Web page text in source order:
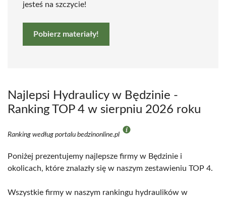
jesteś na szczycie!
Pobierz materiały!
Najlepsi Hydraulicy w Będzinie -
Ranking TOP 4 w sierpniu 2026 roku
Ranking według portalu bedzinonline.pl
Poniżej prezentujemy najlepsze firmy w Będzinie i
okolicach, które znalazły się w naszym zestawieniu TOP 4.
Wszystkie firmy w naszym rankingu hydraulików w